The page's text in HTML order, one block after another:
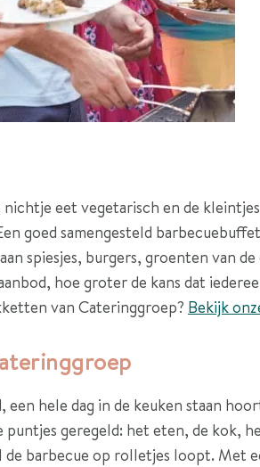
eet vegetarisch en de
goed samengesteld
spiesjes, burgers, groenten van
hoe groter de kans dat
van Cateringgroep? Bekijk
hele dag in de keuken staan
geregeld: het eten, de kok,
barbecue op rolletjes loopt. Met